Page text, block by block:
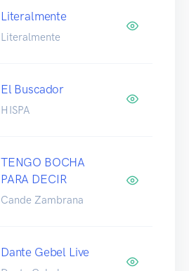
Literalmente
Literalmente
El Buscador
HISPA
TENGO BOCHA
PARA DECIR
Cande Zambrana
Dante Gebel Live